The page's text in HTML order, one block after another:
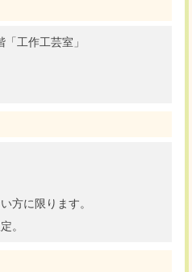
工作工芸室」
方に限ります。
。